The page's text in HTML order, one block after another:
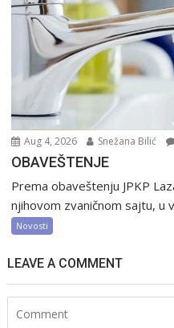
Aug 4, 2026 Snežana Bilić
OBAVEŠTENJE
Prema obaveštenju JPKP
njihovom zvaničnom sajtu, u
Novosti
LEAVE A COMMENT